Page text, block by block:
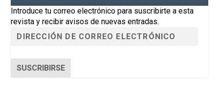
Introduce tu correo electrónico para suscribirte a esta
revista y recibir avisos de nuevas entradas.
SUSCRIBIRSE